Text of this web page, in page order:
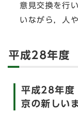
意見交換を行
いながら，人
平成28年度
平成28年
京の新しい